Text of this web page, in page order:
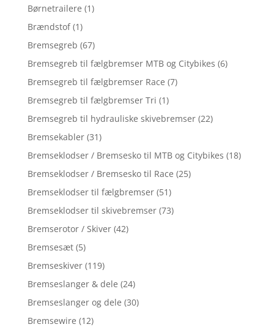
Børnetrailere (1)
Brændstof (1)
Bremsegreb (67)
Bremsegreb til fælgbremser MTB og Citybikes (6)
Bremsegreb til fælgbremser Race (7)
Bremsegreb til fælgbremser Tri (1)
Bremsegreb til hydrauliske skivebremser (22)
Bremsekabler (31)
Bremseklodser / Bremsesko til MTB og Citybikes (18)
Bremseklodser / Bremsesko til Race (25)
Bremseklodser til fælgbremser (51)
Bremseklodser til skivebremser (73)
Bremserotor / Skiver (42)
Bremsesæt (5)
Bremseskiver (119)
Bremseslanger & dele (24)
Bremseslanger og dele (30)
Bremsewire (12)